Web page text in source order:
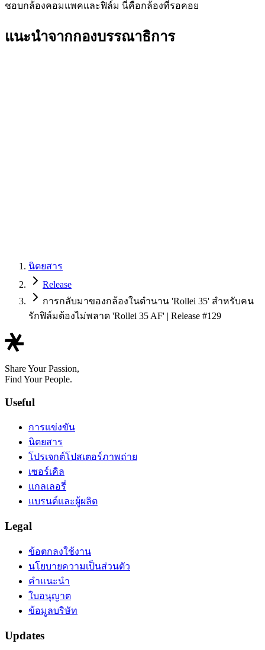
ชอบกล้องคอมแพคและฟิล์ม นี่คือกล้องที่รอคอย
แนะนำจากกองบรรณาธิการ
นิตยสาร
Release
การกลับมาของกล้องในตำนาน 'Rollei 35' สำหรับคน
รักฟิล์มต้องไม่พลาด 'Rollei 35 AF' | Release #129
Share Your Passion,
Find Your People.
Useful
การแข่งขัน
นิตยสาร
โปรเจกต์โปสเตอร์ภาพถ่าย
เซอร์เคิล
แกลเลอรี่
แบรนด์และผู้ผลิต
Legal
ข้อตกลงใช้งาน
นโยบายความเป็นส่วนตัว
คำแนะนำ
ใบอนุญาต
ข้อมูลบริษัท
Updates